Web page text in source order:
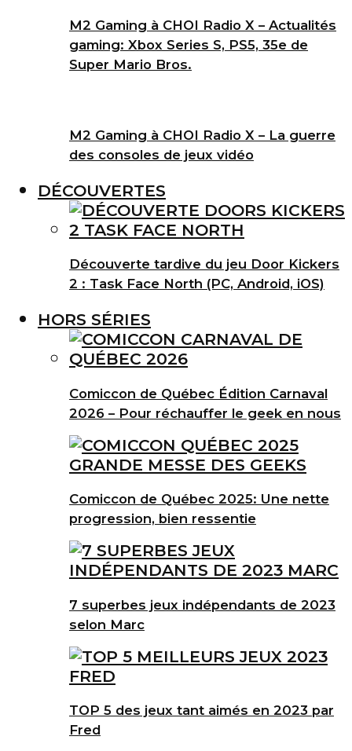
M2 Gaming à CHOI Radio X – Actualités
gaming: Xbox Series S, PS5, 35e de
Super Mario Bros.
M2 Gaming à CHOI Radio X – La guerre
des consoles de jeux vidéo
DÉCOUVERTES
Découverte tardive du jeu Door Kickers
2 : Task Face North (PC, Android, iOS)
HORS SÉRIES
Comiccon de Québec Édition Carnaval
2026 – Pour réchauffer le geek en nous
Comiccon de Québec 2025: Une nette
progression, bien ressentie
7 superbes jeux indépendants de 2023
selon Marc
TOP 5 des jeux tant aimés en 2023 par
Fred